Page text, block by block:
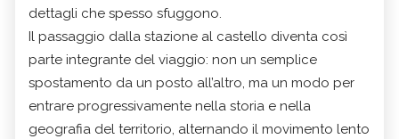
dettagli che spesso sfuggono.
Il passaggio dalla stazione al castello diventa così
parte integrante del viaggio: non un semplice
spostamento da un posto all’altro, ma un modo per
entrare progressivamente nella storia e nella
geografia del territorio, alternando il movimento lento